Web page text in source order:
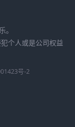
。
个人或是公司权益
号-2